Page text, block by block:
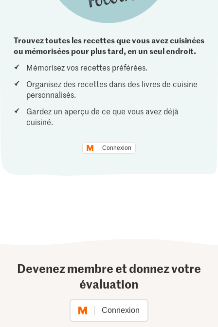
Trouvez toutes les recettes que vous avez cuisinées
ou mémorisées pour plus tard, en un seul endroit.
Mémorisez vos recettes préférées.
Organisez des recettes dans des livres de cuisine
personnalisés.
Gardez un aperçu de ce que vous avez déjà
cuisiné.
Connexion
Devenez membre et donnez votre
évaluation
Connexion